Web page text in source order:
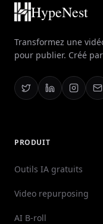
HypeNest
Transformez une
pour publier. Créé
PRODUIT
Outils IA gratuits
Video repurposing
AI B-roll